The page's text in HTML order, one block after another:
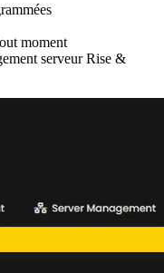
moment
serveur Rise &